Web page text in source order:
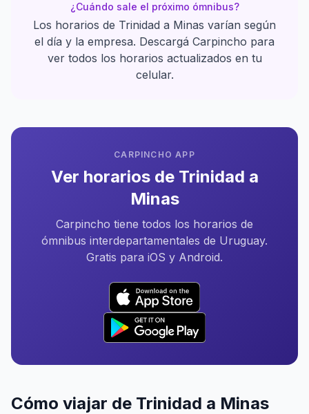
¿Cuándo sale el próximo ómnibus?
Los horarios de Trinidad a Minas varían según
el día y la empresa. Descargá Carpincho para
ver todos los horarios actualizados en tu
celular.
CARPINCHO APP
Ver horarios de Trinidad a
Minas
Carpincho tiene todos los horarios de
ómnibus interdepartamentales de Uruguay.
Gratis para iOS y Android.
Cómo viajar de Trinidad a Minas